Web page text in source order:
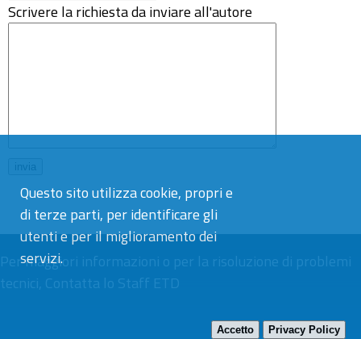
Questo sito utilizza cookie, propri e
di terze parti, per identificare gli
utenti e per il miglioramento dei
servizi.
Accetto Privacy Policy
Scrivere la richiesta da inviare all'autore
Per maggiori informazioni o per la risoluzione di problemi
tecnici, Contatta lo Staff ETD